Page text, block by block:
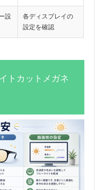
設
各ディスプレイの
設定を確認
トカットメガネ